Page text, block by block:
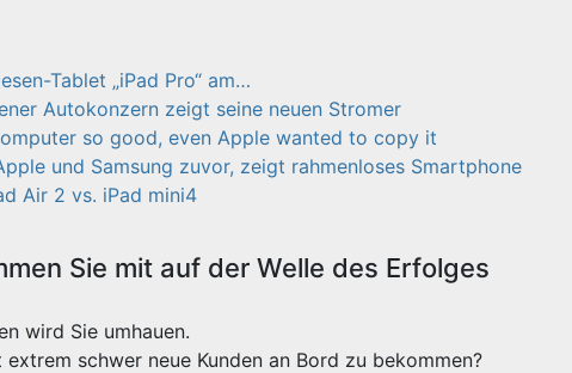
Tablet „iPad Pro“ am…
Autokonzern zeigt seine neuen Stromer
so good, even Apple wanted to copy it
und Samsung zuvor, zeigt rahmenloses Smartphone
Air 2 vs. iPad mini4
Sie mit auf der Welle des Erfolges
wird Sie umhauen.
schwer neue Kunden an Bord zu bekommen?